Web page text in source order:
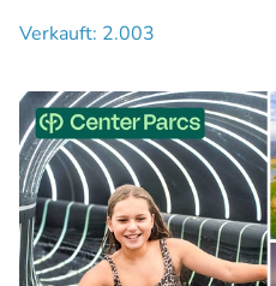
Verkauft: 2.003